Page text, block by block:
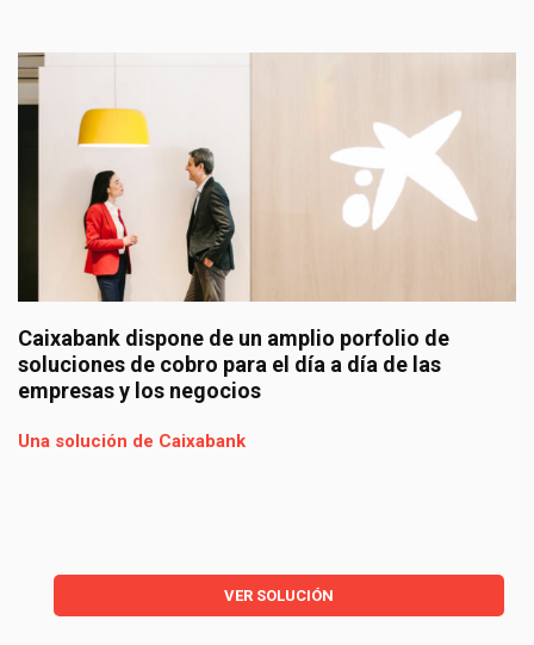
CaixaBank dispone de un amplio porfolio de
soluciones para financiar tu empresa o